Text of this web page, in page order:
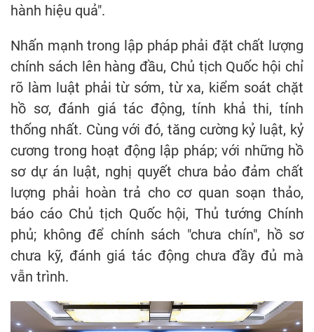
hành hiệu quả".
Nhấn mạnh trong lập pháp phải đặt chất lượng
chính sách lên hàng đầu, Chủ tịch Quốc hội chỉ
rõ làm luật phải từ sớm, từ xa, kiểm soát chặt
hồ sơ, đánh giá tác động, tính khả thi, tính
thống nhất. Cùng với đó, tăng cường kỷ luật, kỷ
cương trong hoạt động lập pháp; với những hồ
sơ dự án luật, nghị quyết chưa bảo đảm chất
lượng phải hoàn trả cho cơ quan soạn thảo,
báo cáo Chủ tịch Quốc hội, Thủ tướng Chính
phủ; không để chính sách "chưa chín", hồ sơ
chưa kỹ, đánh giá tác động chưa đầy đủ mà
vẫn trình.